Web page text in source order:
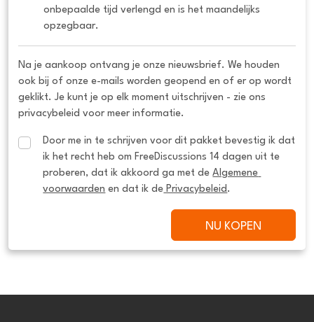
onbepaalde tijd verlengd en is het maandelijks
opzegbaar.
Na je aankoop ontvang je onze nieuwsbrief. We houden
ook bij of onze e-mails worden geopend en of er op wordt
geklikt. Je kunt je op elk moment uitschrijven - zie ons
privacybeleid voor meer informatie.
Door me in te schrijven voor dit pakket bevestig ik dat
ik het recht heb om FreeDiscussions 14 dagen uit te
proberen, dat ik akkoord ga met de Algemene
voorwaarden en dat ik de Privacybeleid .
NU KOPEN